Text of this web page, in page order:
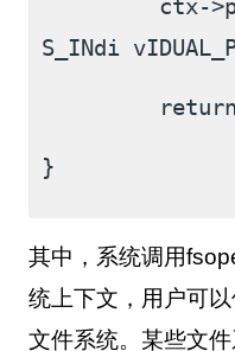
ctx-
S_INdi
}
其中，系统调用
统上下文，用户可
文件系统。某些文